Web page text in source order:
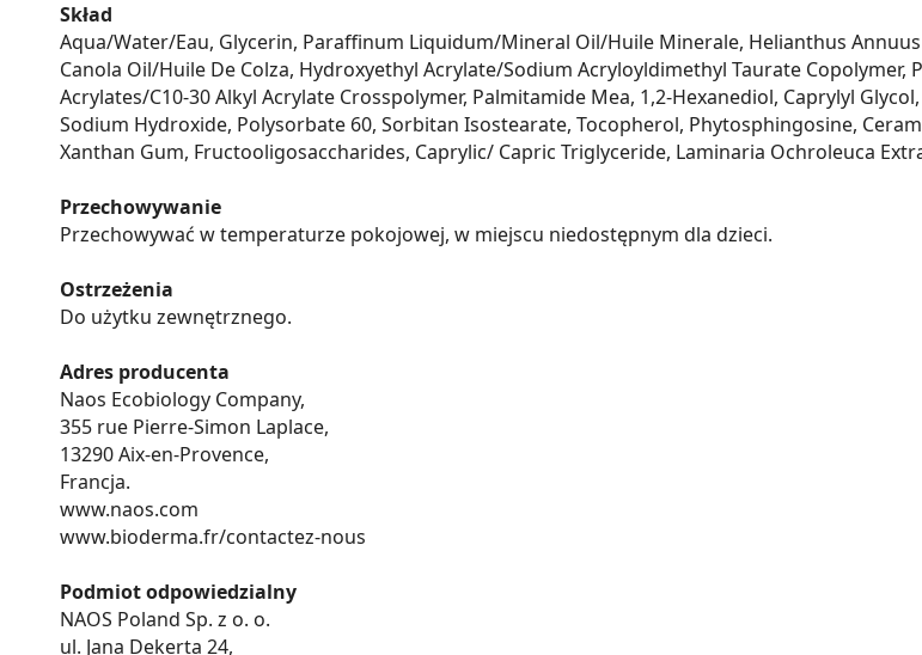
Skład
Aqua/Water/Eau, Glycerin, Paraffinum Liquidum/Mineral Oil/Huile Minerale, Helianthus
Canola Oil/Huile De Colza, Hydroxyethyl Acrylate/Sodium Acryloyldimethyl Taurate Copolymer,
Acrylates/C10-30 Alkyl Acrylate Crosspolymer, Palmitamide Mea, 1,2-Hexanediol, Caprylyl
Sodium Hydroxide, Polysorbate 60, Sorbitan Isostearate, Tocopherol, Phytosphingosine,
Xanthan Gum, Fructooligosaccharides, Caprylic/ Capric Triglyceride, Laminaria Ochroleuca
Przechowywanie
Przechowywać w temperaturze pokojowej, w miejscu niedostępnym dla dzieci.
Ostrzeżenia
Do użytku zewnętrznego.
Adres producenta
Naos Ecobiology Company,
355 rue Pierre-Simon Laplace,
13290 Aix-en-Provence,
Francja.
www.naos.com
www.bioderma.fr/contactez-nous
Podmiot odpowiedzialny
NAOS Poland Sp. z o. o.
ul. Jana Dekerta 24,